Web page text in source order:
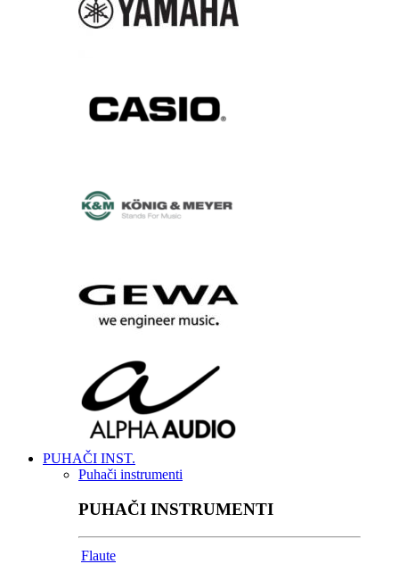
PUHAČI INST.
Puhači instrumenti
PUHAČI INSTRUMENTI
Flaute